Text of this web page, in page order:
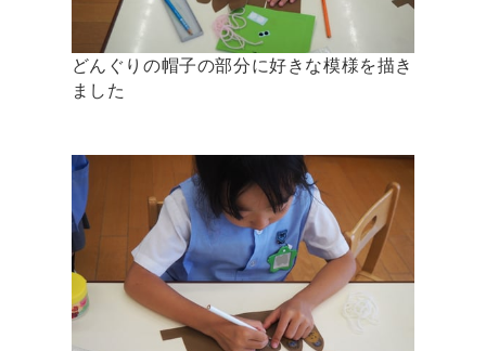
どんぐりの帽子の部分に好きな模様を描き
ました